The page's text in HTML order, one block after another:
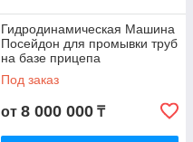
Гидродинамическая Машина
Посейдон для промывки труб
на базе прицепа
Под заказ
от 8 000 000 ₸